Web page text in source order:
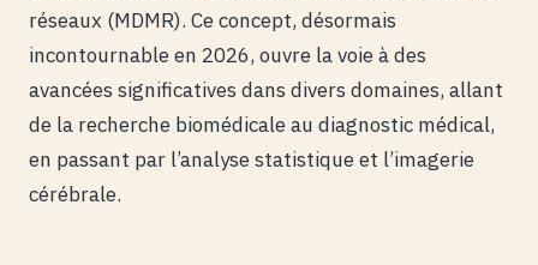
réseaux (MDMR). Ce concept, désormais
incontournable en 2026, ouvre la voie à des
avancées significatives dans divers domaines, allant
de la recherche biomédicale au diagnostic médical,
en passant par l’analyse statistique et l’imagerie
cérébrale.